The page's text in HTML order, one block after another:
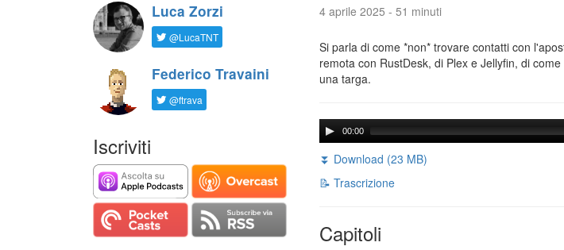
Luca Zorzi
@LucaTNT
Federico Travaini
@ftrava
Iscriviti
4 aprile 2025 - 51 minuti
Si parla di come *non* trovare contatti con
remota con RustDesk, di Plex e Jellyfin, di
una targa.
00:00
⏬ Download (23 MB)
📝 Trascrizione
Capitoli